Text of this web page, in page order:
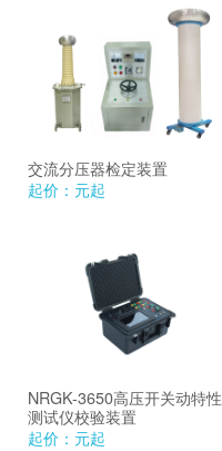
交流分压器检定装置
起价： 元起
NRGK-3650高压开关动特性
测试仪校验装置
起价： 元起